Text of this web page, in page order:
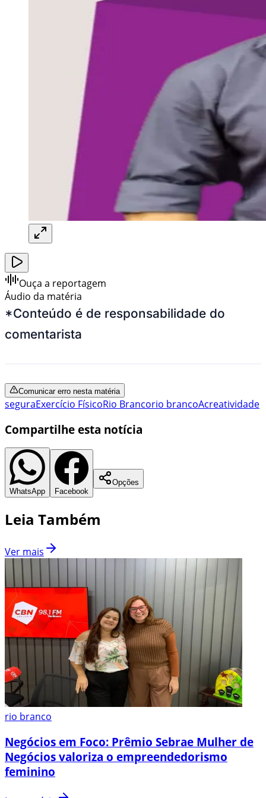
Ouça a reportagem
Áudio da matéria
*Conteúdo é de responsabilidade do
comentarista
Comunicar erro nesta matéria
seguraExercício FísicoRio Brancorio brancoAcreatividade
Compartilhe esta notícia
WhatsApp Facebook
Opções
Leia Também
Ver mais
rio branco
Negócios em Foco: Prêmio Sebrae Mulher de
Negócios valoriza o empreendedorismo
feminino